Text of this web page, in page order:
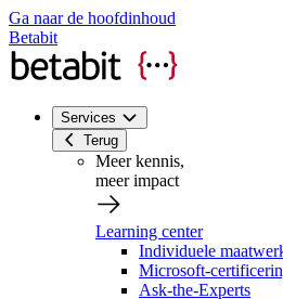
Ga naar de hoofdinhoud
Betabit
Services
Terug
Meer kennis,
meer impact
Learning center
Individuele
Microsoft-
Ask-the-Experts